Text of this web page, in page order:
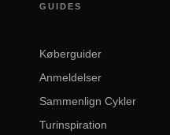
GUIDES
Køberguider
Anmeldelser
Sammenlign Cykler
Turinspiration